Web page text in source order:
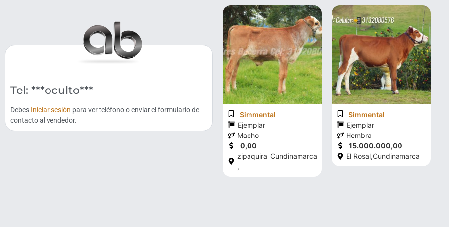
Tel: ***oculto***
Debes Iniciar sesión para ver teléfono o enviar el formulario de
contacto al vendedor.
Simmental
Ejemplar
Macho
0,00
zipaquira
,
Cundinamarca
Simmental
Ejemplar
Hembra
15.000.000,00
El Rosal,Cundinamarca